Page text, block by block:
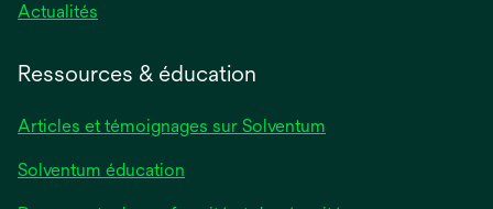
Actualités
onglet
Ressources & éducation
Articles et témoignages sur Solventum
Solventum éducation